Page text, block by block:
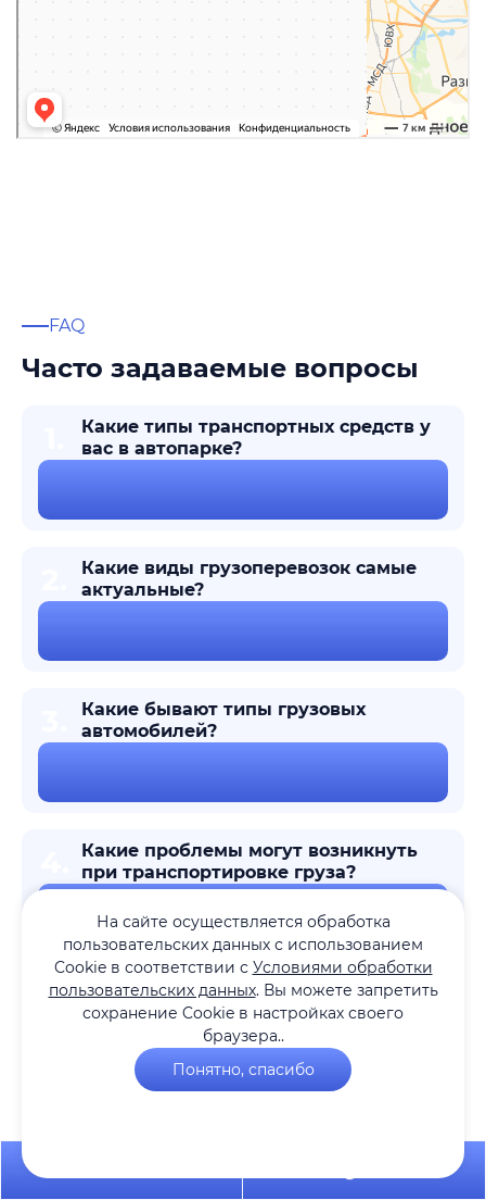
FAQ
Часто задаваемые вопросы
Какие типы транспортных средств у
вас в автопарке?
Какие виды грузоперевозок самые
актуальные?
Какие бывают типы грузовых
автомобилей?
Какие проблемы могут возникнуть
при транспортировке груза?
5.
Что необходимо сделать, чтобы
заказать услугу грузоперевозки?
На сайте осуществляется обработка
пользовательских данных с использованием
Cookie в соответствии с Условиями обработки
пользовательских данных. Вы можете запретить
сохранение Cookie в настройках своего
браузера..
Понятно, спасибо